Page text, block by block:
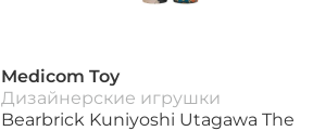
Medicom Toy
Дизайнерские игрушки
Bearbrick Kuniyoshi Utagawa The